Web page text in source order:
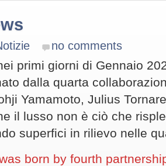
no comments
primi giorni di Gennaio
dalla quarta
Yamamoto, Julius
il lusso non è ciò che
superfici in rilievo nelle
born by fourth